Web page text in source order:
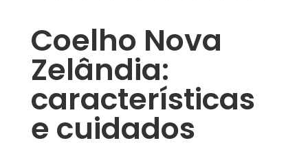
Coelho Nova
Zelândia:
características
e cuidados